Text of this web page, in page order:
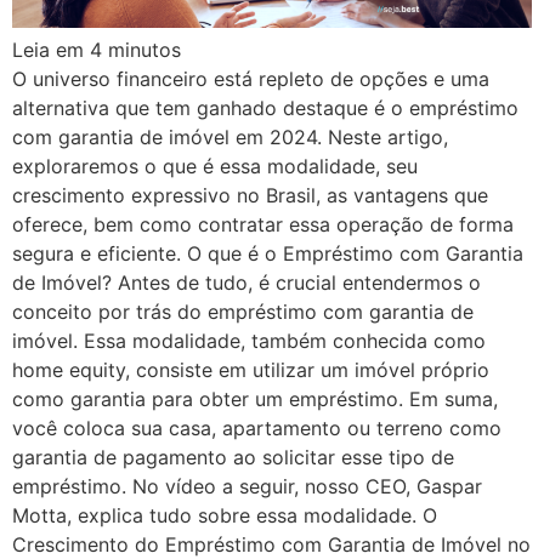
Leia em 4 minutos
O universo financeiro está repleto de opções e uma
alternativa que tem ganhado destaque é o empréstimo
com garantia de imóvel em 2024. Neste artigo,
exploraremos o que é essa modalidade, seu
crescimento expressivo no Brasil, as vantagens que
oferece, bem como contratar essa operação de forma
segura e eficiente. O que é o Empréstimo com Garantia
de Imóvel? Antes de tudo, é crucial entendermos o
conceito por trás do empréstimo com garantia de
imóvel. Essa modalidade, também conhecida como
home equity, consiste em utilizar um imóvel próprio
como garantia para obter um empréstimo. Em suma,
você coloca sua casa, apartamento ou terreno como
garantia de pagamento ao solicitar esse tipo de
empréstimo. No vídeo a seguir, nosso CEO, Gaspar
Motta, explica tudo sobre essa modalidade. O
Crescimento do Empréstimo com Garantia de Imóvel no